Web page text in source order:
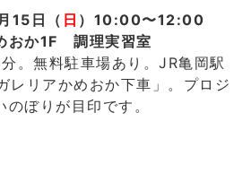
15日（ 日 ）10:00〜12:00
おか1F 調理実習室
。無料駐車場あり。JR亀岡駅
レリアかめおか下車」。プロジ
ぼりが目印です。